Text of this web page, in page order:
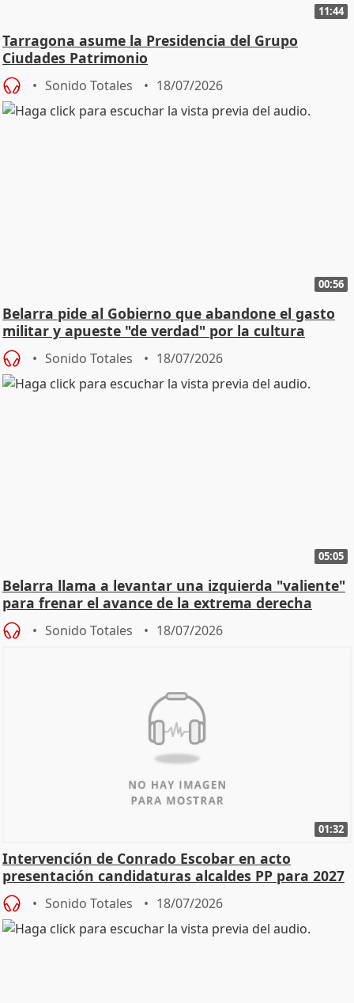
11:44
Tarragona asume la Presidencia del Grupo
Ciudades Patrimonio
Sonido Totales 18/07/2026
00:56
Belarra pide al Gobierno que abandone el gasto
militar y apueste "de verdad" por la cultura
Sonido Totales 18/07/2026
05:05
Belarra llama a levantar una izquierda "valiente"
para frenar el avance de la extrema derecha
Sonido Totales 18/07/2026
01:32
Intervención de Conrado Escobar en acto
presentación candidaturas alcaldes PP para 2027
Sonido Totales 18/07/2026